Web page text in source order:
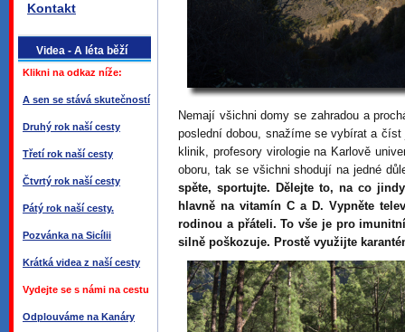
Kontakt
Videa - A léta běží
Klikni na odkaz níže:
A sen se stává skutečností
Druhý rok naší cesty
Třetí rok naší cesty
Čtvrtý rok naší cesty
Pátý rok naší cesty.
Pozvánka na Sicílii
Krátká videa z naší cesty
Vydejte se s námi na cestu
Odplouváme na Kanáry
Nemají všichni domy se zahradou a
poslední dobou, snažíme se vybírat a číst
klinik, profesory virologie na Karlově
oboru, tak se všichni shodují na jedné
spěte, sportujte. Dělejte to, na co
hlavně na vitamín C a D. Vypněte
rodinou a přáteli. To vše je pro
silně poškozuje. Prostě využijte